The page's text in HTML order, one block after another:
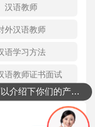
汉语教师
外汉语教师
语学习方法
语教师证书面试
可以介绍下你们的产品么？